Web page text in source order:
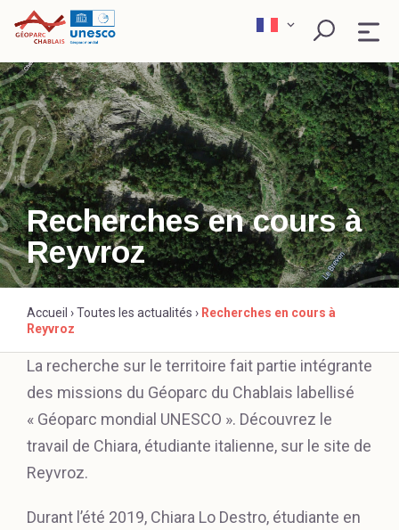
QU’EST-CE QU’UN GÉOPARC ?
EXPLORER
PÉDAGOGIE
SCIENCE ET RECHERCHE
ACTEURS ENGAGÉS
Rechercher
Recherches en cours à
Reyvroz
Accueil ›Toutes les actualités › Recherches en cours à
Reyvroz
La recherche sur le territoire fait partie intégrante
des missions du Géoparc du Chablais labellisé
« Géoparc mondial UNESCO ». Découvrez le
travail de Chiara, étudiante italienne, sur le site de
Reyvroz.
Durant l’été 2019, Chiara Lo Destro, étudiante en